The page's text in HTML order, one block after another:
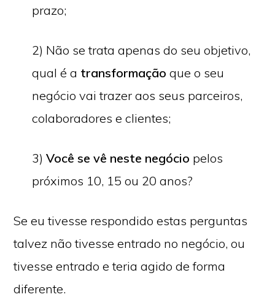
prazo;
2) Não se trata apenas do seu objetivo,
qual é a transformação que o seu
negócio vai trazer aos seus parceiros,
colaboradores e clientes;
3)Você se vê neste negócio pelos
próximos 10, 15 ou 20 anos?
Se eu tivesse respondido estas perguntas
talvez não tivesse entrado no negócio, ou
tivesse entrado e teria agido de forma
diferente.